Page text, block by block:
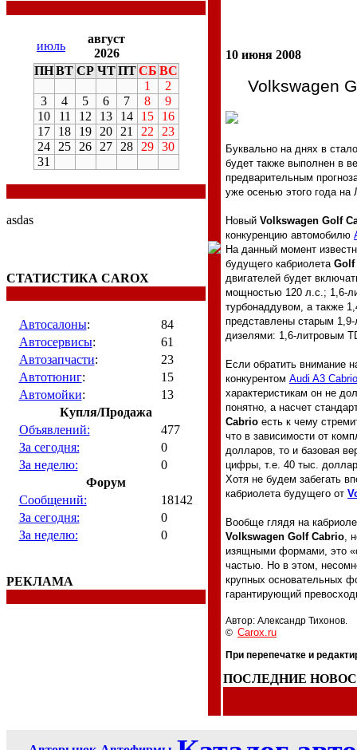
июль
август
2026
ПНВТ СР ЧТ ПТ СБ ВС
1
2
3
4 5 6 7 8
9
10
11 12 13 14 15
16
17
18 19 20 21 22
23
24
25 26 27 28 29 30
31
asdas
СТАТИСТИКА CAROX
Автосалоны:
84
Автосервисы:
61
Автозапчасти:
23
Автотюниг:
15
Автомойки:
13
Купля/Продажа
Объявлений:
477
За сегодня:
0
За неделю:
0
Форум
Сообщений:
18142
За сегодня:
0
За неделю:
0
РЕКЛАМА
10 июня 2008
Volkswagen
Буквально на днях в
будет также выполнен в
предварительным
уже осенью этого года
Новый Volkswagen Golf
конкуренцию автомобилю
На данный момент
будущего кабриолета Golf
двигателей будет
мощностью 120 л.с.; 1,6-
турбонаддувом, а также
представлены старым
дизелями: 1,6-литровым
Если обратить внимание
конкурентом Audi A3
характеристикам он не
понятно, а насчет
Cabrio есть к чему
что в зависимости от
долларов, то и базовая
цифры, т.е. 40 тыс.
Хотя не будем забегать
кабриолета будущего от
Вообще глядя на
Volkswagen Golf Cabrio,
изящными формами, это
частью. Но в этом,
крупных основательных
гарантирующий
Автор: Александр Тихонов.
© Carox.ru
При перепечатке и
ПОСЛЕДНИЕ